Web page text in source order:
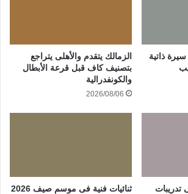
ذاتية
الزمالك يتقدم والأهلى يتراجع
بتصنيف كاف قبل قرعة الأبطال
والكونفدرالية
2026/08/06
ثنائيات فنية فى موسم صيف 2026